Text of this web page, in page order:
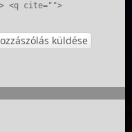
<q cite="">